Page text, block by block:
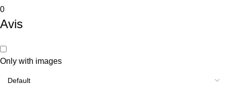
0
Avis
Only with images